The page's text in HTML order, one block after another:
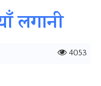
लगानी
4053